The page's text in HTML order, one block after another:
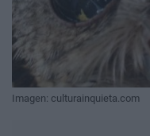
Imagen: culturainquieta.com